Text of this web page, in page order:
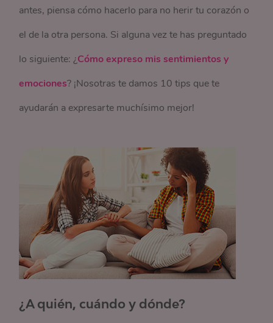
antes, piensa cómo hacerlo para no herir tu corazón o
el de la otra persona. Si alguna vez te has preguntado
lo siguiente: ¿Cómo expreso mis sentimientos y
emociones? ¡Nosotras te damos 10 tips que te
ayudarán a expresarte muchísimo mejor!
¿A quién, cuándo y dónde?